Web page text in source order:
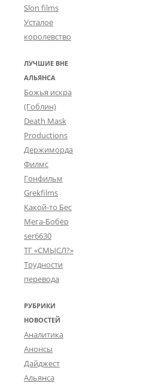
Slon films
Усталое
королевство
ЛУЧШИЕ ВНЕ
АЛЬЯНСА
Божья искра
(Гоблин)
Death Mask
Productions
Держиморда
Филмс
Гонфильм
Grekfilms
Какой-то Бес
Мега-Бобёр
ser6630
ТГ «СМЫСЛ?»
Трудности
перевода
РУБРИКИ
НОВОСТЕЙ
Аналитика
Анонсы
Дайджест
Альянса